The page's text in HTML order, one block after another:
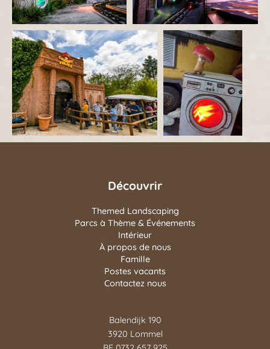
Découvrir
Themed Landscaping
Parcs à Thème & Événements
Intérieur
À propos de nous
Famille
Postes vacants
Contactez nous
Balendijk 190
3920 Lommel